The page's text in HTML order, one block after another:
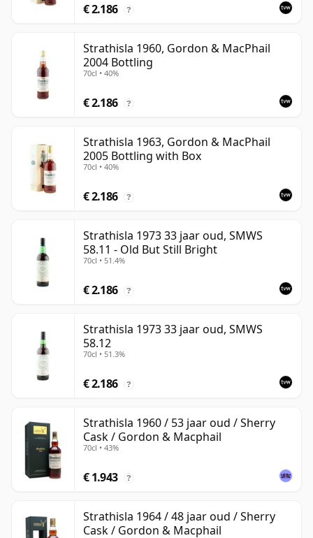
€ 2.186 ?
Strathisla 1960, Gordon & MacPhail
2004 Bottling
70cl • 40%
€ 2.186 ?
Strathisla 1963, Gordon & MacPhail
2005 Bottling with Box
70cl • 40%
€ 2.186 ?
Strathisla 1973 33 jaar oud, SMWS
58.11 - Old But Still Bright
70cl • 51.4%
€ 2.186 ?
Strathisla 1973 33 jaar oud, SMWS
58.12
70cl • 51.3%
€ 2.186 ?
Strathisla 1960 / 53 jaar oud / Sherry
Cask / Gordon & Macphail
70cl • 43%
€ 1.943 ?
Strathisla 1964 / 48 jaar oud / Sherry
Cask / Gordon & Macphail